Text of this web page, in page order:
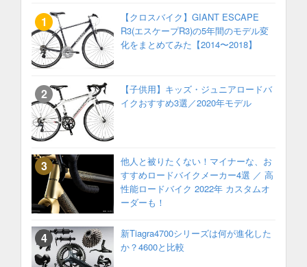
【クロスバイク】GIANT ESCAPE
R3(エスケープR3)の5年間のモデル変
化をまとめてみた【2014〜2018】
【子供用】キッズ・ジュニアロードバ
イクおすすめ3選／2020年モデル
他人と被りたくない！マイナーな、お
すすめロードバイクメーカー4選 ／ 高
性能ロードバイク 2022年 カスタムオ
ーダーも！
新Tiagra4700シリーズは何が進化した
か？4600と比較